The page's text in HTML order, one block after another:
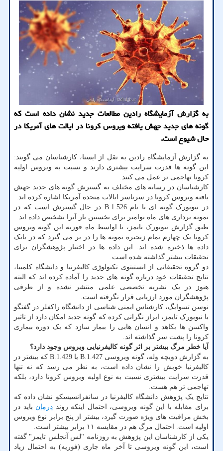
به گزارش آزمایشگاه رادین مطالعات جدید نشان داده است که
گونه های جدید جهش یافته ویروس کرونا در ایالت های آمریکا در
حال شیوع است.
به گزارش آزمایشگاه رادین به نقل از ایسنا، کارشناسان می گویند:
این گونه ها قدرت سرایت بیشتری دارند و نسبت به ویروس اولیه
کرونا تهاجمی تر عمل می کنند.
کارشناسان در رسانه های مختلف به گسترش گونه های جدید جهش
یافته ویروس کرونا در سرتاسر ایالات متحده آمریکا اشاره کرده اند.
در نیویورک گونه ای با نام B.1.526 در حال گسترش است که در
نمونه برداری های ماه نوامبر برای نخستین بار آنرا تشخیص داده اند.
طبق گزارش نیویورک تایمز، تا اواسط ماه فوریه این گونه ویروس
کرونا یک چهارم تمام زنجیره نمونه ها را در بر می گیرد که در بانک
داده ها ذخیره شده اند. این داده ها در اختیار پژوهشگران برای
تحقیقات بیشتر گذاشته شده است.
دو گروه تحقیقاتی از انستیتوی تکنولوژی کالیفرنیا و دانشگاه کلمبیا،
نتایج تحقیقات خود درباره گونه های جدید را آماده کرده اند که البته
هنوز در یک نشریه تخصصی علمی منتشر نشده و از طرفی
پژوهشگران مورد ارزیابی قرار نگرفته است.
نوسن تسوایگ، کارشناس ایمنی شناسی از دانشگاه راکفلر در گفتگو
با نیویورک تایمز، ابراز نگرانی کرده که گونه جدید امکان دارد از تاثیر
واکسن ها بکاهد و انسان هایی را بیمار سازد که یک دوره بیماری
کرونا را پشت سر گذاشته اند.
آیا خطر مرگ بیشتر بر اثر گونه کالیفرنیایی ویروس وجود دارد؟
به گزارش دویچه وله، گونه ویروسی B.1.427 یا B.1.429 که بیشتر در
کالیفرنیا خویش را نشان داده است، به نظر می رسد که نه تنها
قدرت سرایت بیشتری نسبت به نوع اولیه ویروس کرونا دارد، بلکه
تهاجمی تر هم هست.
نتایج یک پژوهش دانشگاه کالیفرنیا در سانفرانسیسکو نشان داده که
برای مقابله با این گونه ویروسی، احتمال اینکه روند درمان باید در
بخش مراقبت های ویژه صورت گیرد، بیشتر از پنج برابر نوع ویروس
اولیه است. احتمال مرگ هم در مقایسه ۱۱ برابر بیشتر است.
یکی از کارشناسان این پژوهش به روزنامه "لس آنجلس تایمز" گفته
است، این گونه ویروسی تا آخر ماه جاری (فوریه) به احتمال زیاد